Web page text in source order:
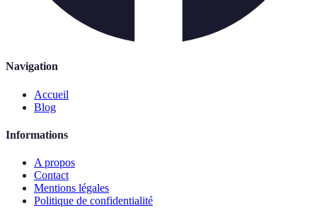
Navigation
Accueil
Blog
Informations
A propos
Contact
Mentions légales
Politique de confidentialité